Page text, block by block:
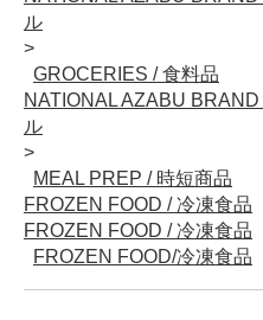
ル
GROCERIES / 食料品
NATIONAL AZABU
ル
MEAL PREP / 時短商品
FROZEN FOOD / 冷凍食品
FROZEN FOOD / 冷凍食品
FROZEN FOOD/冷凍食品